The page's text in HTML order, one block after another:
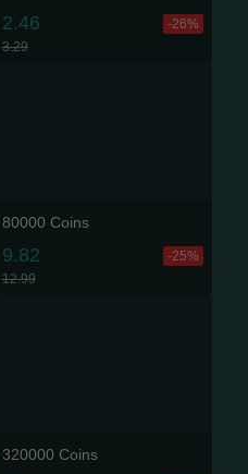
2.46
-26%
3.29
80000 Coins
9.82
-25%
12.99
320000 Coins